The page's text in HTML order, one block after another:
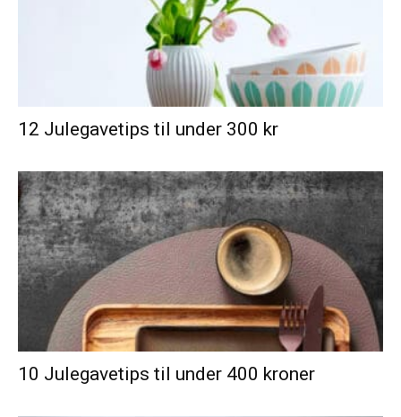
12 Julegavetips til under 300 kr
10 Julegavetips til under 400 kroner